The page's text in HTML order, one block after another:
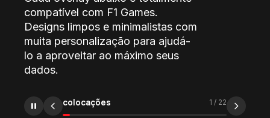
compatível com F1 Games.
Designs limpos e minimalistas com
muita personalização para ajudá-
lo a aproveitar ao máximo seus
dados.
relativo 2 / 22